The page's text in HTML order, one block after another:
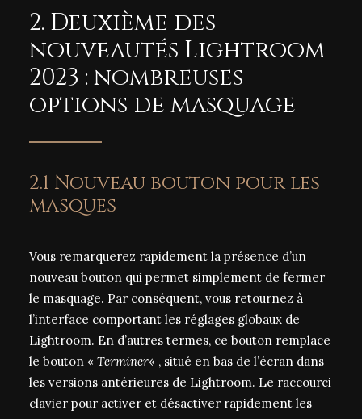
2. Deuxième des
nouveautés Lightroom
2023 : nombreuses
options de masquage
2.1 Nouveau bouton pour les
masques
Vous remarquerez rapidement la présence d’un
nouveau bouton qui permet simplement de fermer
le masquage. Par conséquent, vous retournez à
l’interface comportant les réglages globaux de
Lightroom. En d’autres termes, ce bouton remplace
le bouton « Terminer« , situé en bas de l’écran dans
les versions antérieures de Lightroom. Le raccourci
clavier pour activer et désactiver rapidement les